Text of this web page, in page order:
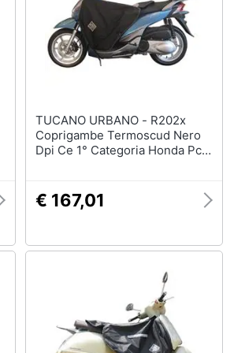
TUCANO URBANO - R202x
Coprigambe Termoscud Nero
Dpi Ce 1° Categoria Honda Pcx
€ 167,01